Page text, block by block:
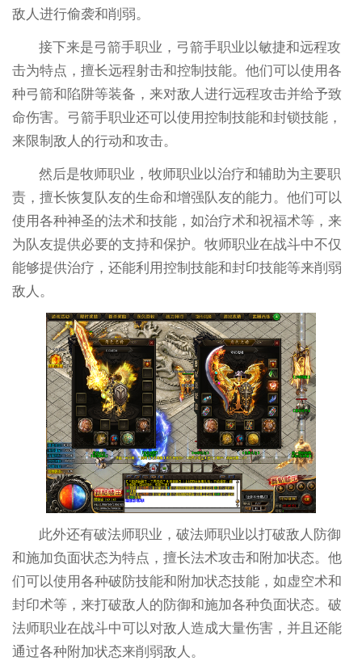
敌人进行偷袭和削弱。
接下来是弓箭手职业，弓箭手职业以敏捷和远程攻
击为特点，擅长远程射击和控制技能。他们可以使用各
种弓箭和陷阱等装备，来对敌人进行远程攻击并给予致
命伤害。弓箭手职业还可以使用控制技能和封锁技能，
来限制敌人的行动和攻击。
然后是牧师职业，牧师职业以治疗和辅助为主要职
责，擅长恢复队友的生命和增强队友的能力。他们可以
使用各种神圣的法术和技能，如治疗术和祝福术等，来
为队友提供必要的支持和保护。牧师职业在战斗中不仅
能够提供治疗，还能利用控制技能和封印技能等来削弱
敌人。
此外还有破法师职业，破法师职业以打破敌人防御
和施加负面状态为特点，擅长法术攻击和附加状态。他
们可以使用各种破防技能和附加状态技能，如虚空术和
封印术等，来打破敌人的防御和施加各种负面状态。破
法师职业在战斗中可以对敌人造成大量伤害，并且还能
通过各种附加状态来削弱敌人。